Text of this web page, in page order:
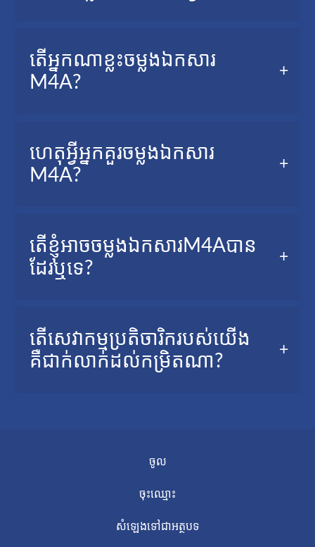
ការចម្លងM4A ក៏ដឹងផងដែរជាប្រតិចារិកសំឡេងគឺជាកំណែ
អត្ថបទនៃគ្រប់ពាក្យដែលបាននិយាយក្នុងឯកសារសំឡេង
របស់អ្នក។
តើអ្នកណាខ្លះចម្លងឯកសារ
M4A?
អ្នកកាសែត អ្នកបង្កើតវីដេអូ បុគ្គលឯកជន សិស្ស ។ល។
ហេតុអ្វីអ្នកគួរចម្លងឯកសារ
M4A?
ការចម្លងM4Aទៅជាអត្ថបទគឺប្រហែលមានប្រយោជន៍ក្នុង
លក្ខខណ្ឌដូចជា៖
អ្នកត្រូវការសង្ខេប ឬក៏ធ្វើការចងចាំ M4A។ ការ
មានវាបម្លែងដោយស្វ័យប្រវត្តិទៅជាអត្ថបទជួយអ្នកចំណាយ
ពេលតិចជាងមុន ហើយងាយស្រួលក្នុងការចាំអត្ថបទ។
តើខ្ញុំអាចចម្លងឯកសារM4Aបាន
ដែរឬទេ?
បាន! អ្នកអាចចម្លងឯកសារ M4A ទៅជាអត្ថបទ
ជាមួយAudioScripto ៖សេវាកម្មប្រតិចារិកតាមអ៊ីនធឺណិត
របស់យើង។ កម្មវិធីគឺជាក់លាក់ និងងាយស្រួលក្នុងការប្រើ
តើសេវាកម្មប្រតិចារិករបស់យើង
គឺជាក់លាក់ដល់កម្រិតណា?
ទៅលើភាពជាក់លាក់ និងល្បឿននៃការធ្វើប្រតិចារិក។
ចូល
ចុះឈ្មោះ
សំឡេងទៅជាអត្ថបទ